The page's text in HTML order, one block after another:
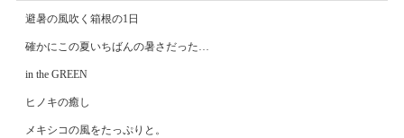
避暑の風吹く箱根の1日
確かにこの夏いちばんの暑さだった…
in the GREEN
ヒノキの癒し
メキシコの風をたっぷりと。